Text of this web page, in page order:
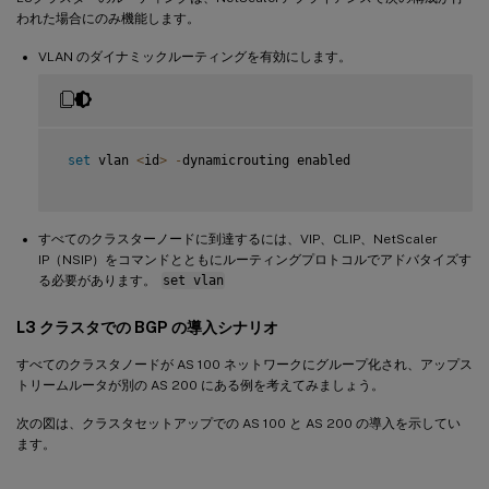
われた場合にのみ機能します。
VLAN のダイナミックルーティングを有効にします。
set vlan <id> -dynamicrouting enabled
すべてのクラスターノードに到達するには、VIP、CLIP、NetScaler
IP（NSIP）をコマンドとともにルーティングプロトコルでアドバタイズす
る必要があります。
set vlan
L3 クラスタでの BGP の導入シナリオ
すべてのクラスタノードが AS 100 ネットワークにグループ化され、アップス
トリームルータが別の AS 200 にある例を考えてみましょう。
次の図は、クラスタセットアップでの AS 100 と AS 200 の導入を示してい
ます。